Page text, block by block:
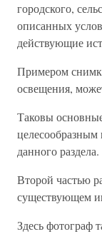
городского,
описанных
действующие
Примером
освещения,
Таковы
данного раздела.
Второй частью
существующем
Здесь фотограф